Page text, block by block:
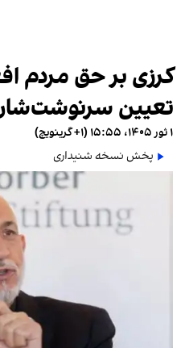
کرزی بر حق مردم
تعیین سرنوشت‌شان
۱ ثور ۱۴۰۵، ۱۵:۵۵ (‎+۱ گرینویچ)
پخش نسخه شنیداری